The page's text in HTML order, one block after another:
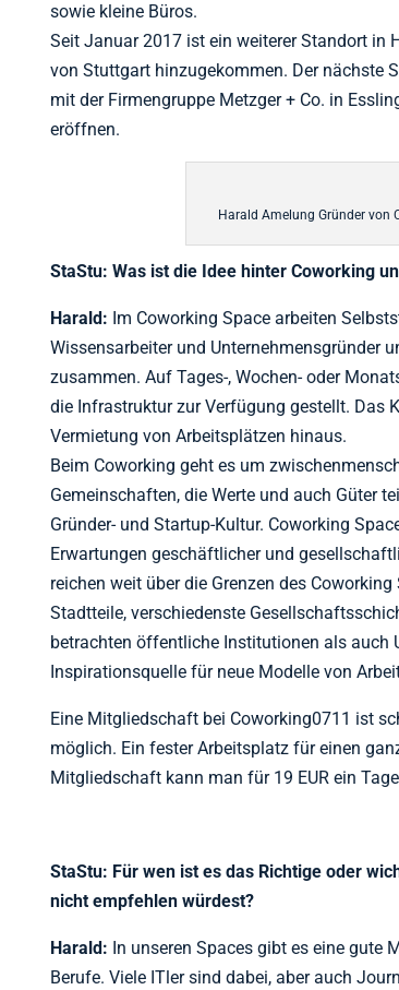
sowie kleine Büros.
Seit Januar 2017 ist ein weiterer Standort in
von Stuttgart hinzugekommen. Der nächste
mit der Firmengruppe Metzger + Co. in
eröffnen.
Harald Amelung Gründer von
StaStu: Was ist die Idee hinter Coworking
Harald: Im Coworking Space arbeiten
Wissensarbeiter und Unternehmensgründer
zusammen. Auf Tages-, Wochen- oder
die Infrastruktur zur Verfügung gestellt. Das
Vermietung von Arbeitsplätzen hinaus.
Beim Coworking geht es um
Gemeinschaften, die Werte und auch Güter
Gründer- und Startup-Kultur. Coworking
Erwartungen geschäftlicher und
reichen weit über die Grenzen des
Stadtteile, verschiedenste
betrachten öffentliche Institutionen als auch
Inspirationsquelle für neue Modelle von
Eine Mitgliedschaft bei Coworking0711 ist
möglich. Ein fester Arbeitsplatz für einen
Mitgliedschaft kann man für 19 EUR ein
StaStu: Für wen ist es das Richtige oder
nicht empfehlen würdest?
Harald: In unseren Spaces gibt es eine gute
Berufe. Viele ITler sind dabei, aber auch